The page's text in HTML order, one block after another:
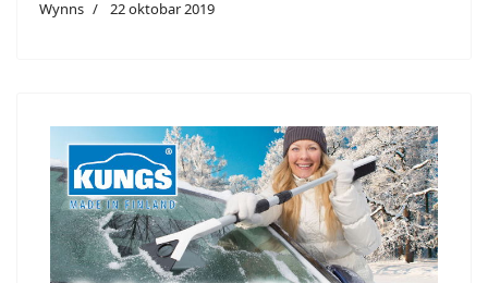
Wynns 22 oktobar 2019